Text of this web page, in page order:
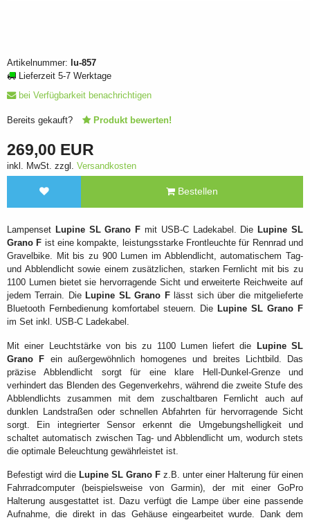
Artikelnummer: lu-857
Lieferzeit 5-7 Werktage
bei Verfügbarkeit benachrichtigen
Bereits gekauft? Produkt bewerten!
269,00 EUR
inkl. MwSt. zzgl. Versandkosten
Bestellen
Lampenset Lupine SL Grano F mit USB-C Ladekabel. Die Lupine SL
Grano F ist eine kompakte, leistungsstarke Frontleuchte für Rennrad und
Gravelbike. Mit bis zu 900 Lumen im Abblendlicht, automatischem Tag-
und Abblendlicht sowie einem zusätzlichen, starken Fernlicht mit bis zu
1100 Lumen bietet sie hervorragende Sicht und erweiterte Reichweite auf
jedem Terrain. Die Lupine SL Grano Flässt sich über die mitgelieferte
Bluetooth Fernbedienung komfortabel steuern. Die Lupine SL Grano F
im Set inkl. USB-C Ladekabel.
Mit einer Leuchtstärke von bis zu 1100 Lumen liefert die Lupine SL
Grano F ein außergewöhnlich homogenes und breites Lichtbild. Das
präzise Abblendlicht sorgt für eine klare Hell-Dunkel-Grenze und
verhindert das Blenden des Gegenverkehrs, während die zweite Stufe des
Abblendlichts zusammen mit dem zuschaltbaren Fernlicht auch auf
dunklen Landstraßen oder schnellen Abfahrten für hervorragende Sicht
sorgt. Ein integrierter Sensor erkennt die Umgebungshelligkeit und
schaltet automatisch zwischen Tag- und Abblendlicht um, wodurch stets
die optimale Beleuchtung gewährleistet ist.
Befestigt wird die Lupine SL Grano F z.B. unter einer Halterung für einen
Fahrradcomputer (beispielsweise von Garmin), der mit einer GoPro
Halterung ausgestattet ist. Dazu verfügt die Lampe über eine passende
Aufnahme, die direkt in das Gehäuse eingearbeitet wurde. Dank dem